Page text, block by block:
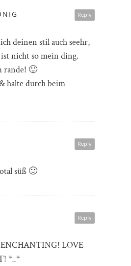
Reply
deinen stil auch seehr,
nicht so mein ding.
rande! 🙂
halte durch beim
Reply
süß 🙂
Reply
LOVE
*_*